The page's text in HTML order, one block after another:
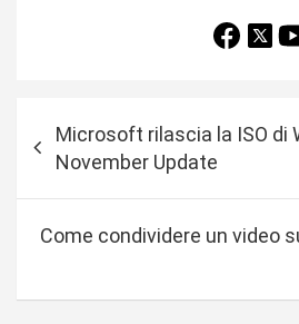
a
Microsoft rilascia la ISO di
November Update
Come condividere un video